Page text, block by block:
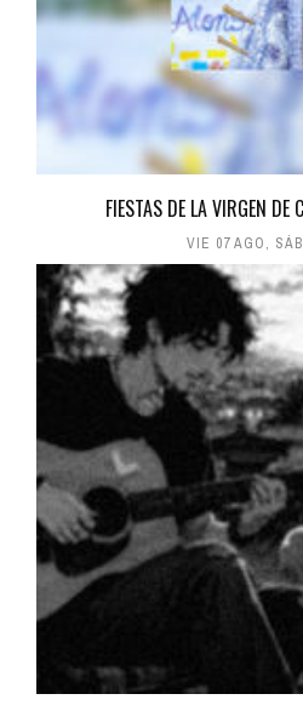
FIESTAS DE LA VIRGEN
VIE 07 AGO,